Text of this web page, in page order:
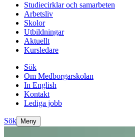
Studiecirklar och samarbeten
Arbetsliv
Skolor
Utbildningar
Aktuellt
Kursledare
Sök
Om Medborgarskolan
In English
Kontakt
Lediga jobb
Sök Meny